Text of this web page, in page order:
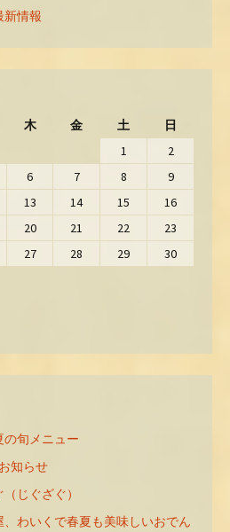
新情報
木 金 土 日
1
2
6 7 8
9
13 14 15
16
20 21 22
23
27 28 29
30
の旬メニュー
知らせ
じぐざぐ）
わいくで春夏も美味しいおでん